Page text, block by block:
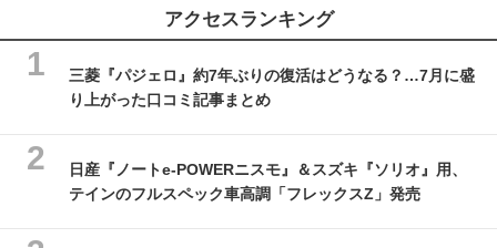
アクセスランキング
三菱『パジェロ』約7年ぶりの復活はどうなる？…7月に盛
り上がった口コミ記事まとめ
日産『ノートe-POWERニスモ』＆スズキ『ソリオ』用、
テインのフルスペック車高調「フレックスZ」発売